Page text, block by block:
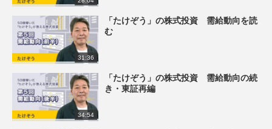
31:36
「たけぞう」の株式投資 需給動向を読
む
34:54
「たけぞう」の株式投資 需給動向の続
き・東証再編